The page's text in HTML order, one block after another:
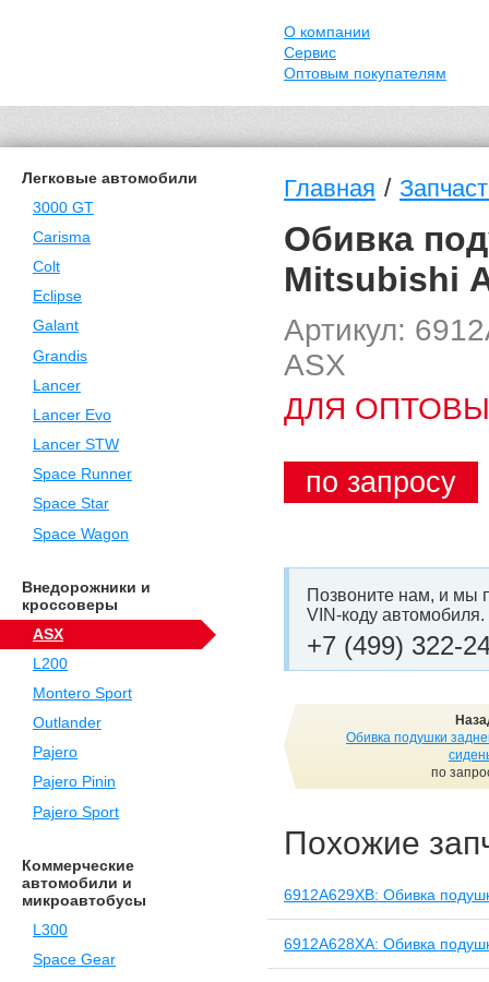
О компании
Сервис
Оптовым покупателям
Легковые автомобили
3000 GT
Carisma
Colt
Eclipse
Galant
Grandis
Lancer
Lancer Evo
Lancer STW
Space Runner
Space Star
Space Wagon
Внедорожники и
кроссоверы
ASX
L200
Montero Sport
Outlander
Pajero
Pajero Pinin
Pajero Sport
Коммерческие
автомобили и
микроавтобусы
L300
Space Gear
Главная /
Обивка
Mitsubishi
Артикул:
ASX
ДЛЯ
по запросу
Позвоните нам, и мы
VIN-коду автомобиля.
+7 (499) 322-
Обивка подушки
по
Похожие
6912A629XB: Обивка
6912A628XA: Обивка